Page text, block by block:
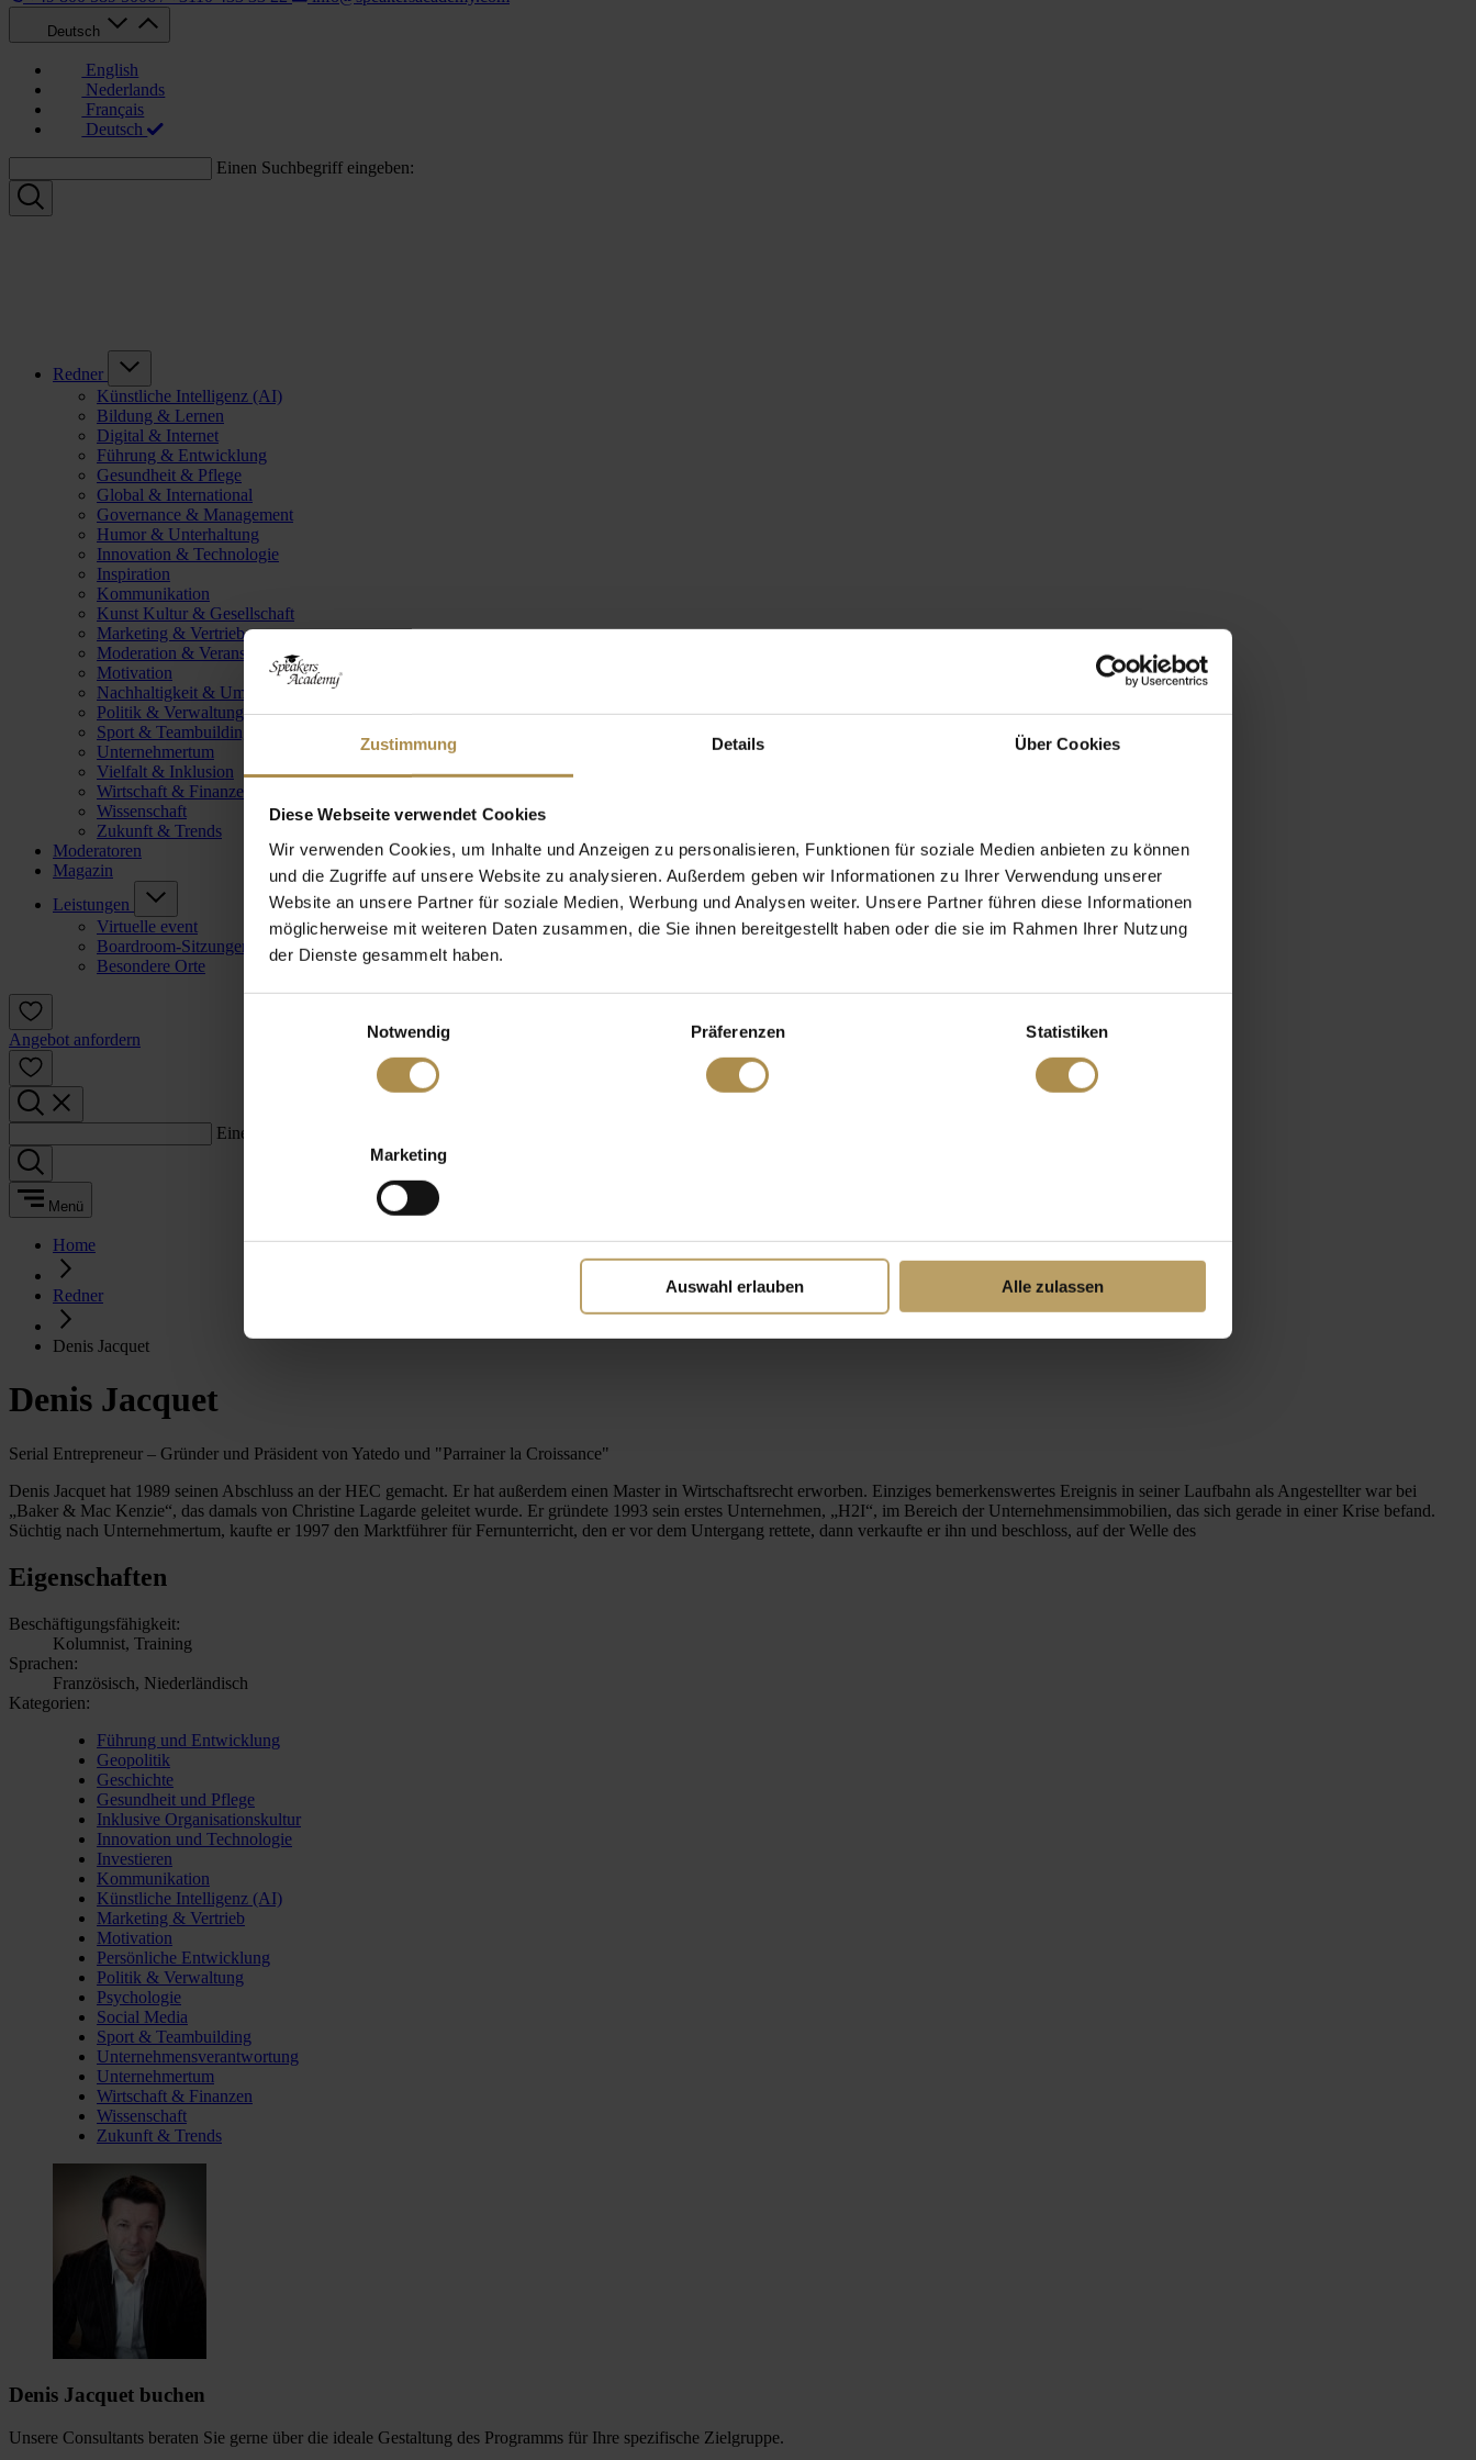
Zustimmung Details Über Cookies
Diese Webseite verwendet Cookies
Wir verwenden Cookies, um Inhalte und Anzeigen zu personalisieren, Funktionen für soziale Medien anbieten zu können
und die Zugriffe auf unsere Website zu analysieren. Außerdem geben wir Informationen zu Ihrer Verwendung unserer
Website an unsere Partner für soziale Medien, Werbung und Analysen weiter. Unsere Partner führen diese Informationen
möglicherweise mit weiteren Daten zusammen, die Sie ihnen bereitgestellt haben oder die sie im Rahmen Ihrer Nutzung
der Dienste gesammelt haben.
Notwendig
Präferenzen Statistiken
Marketing
Auswahl erlauben Alle zulassen
Deutsch
English
Nederlands
Français
Deutsch
Einen Suchbegriff eingeben:
Redner
Künstliche Intelligenz (AI)
Bildung & Lernen
Digital & Internet
Führung & Entwicklung
Gesundheit & Pflege
Global & International
Governance & Management
Humor & Unterhaltung
Innovation & Technologie
Inspiration
Kommunikation
Kunst Kultur & Gesellschaft
Marketing & Vertrieb
Moderation & Veranstaltungsleitung
Motivation
Nachhaltigkeit & Umwelt
Politik & Verwaltung
Sport & Teambuilding
Unternehmertum
Vielfalt & Inklusion
Wirtschaft & Finanzen
Wissenschaft
Zukunft & Trends
Moderatoren
Magazin
Leistungen
Virtuelle event
Boardroom-Sitzungen
Besondere Orte
Angebot anfordern
Einen Suchbegriff eingeben:
Menü
Home
Redner
Denis Jacquet
Denis Jacquet
Serial Entrepreneur – Gründer und Präsident von Yatedo und "Parrainer la Croissance"
Denis Jacquet hat 1989 seinen Abschluss an der HEC gemacht. Er hat außerdem einen Master in Wirtschaftsrecht erworben. Einziges bemerkenswertes Ereignis in seiner Laufbahn als Angestellter war bei
„Baker & Mac Kenzie“, das damals von Christine Lagarde geleitet wurde. Er gründete 1993 sein erstes Unternehmen, „H2I“, im Bereich der Unternehmensimmobilien, das sich gerade in einer Krise befand.
Süchtig nach Unternehmertum, kaufte er 1997 den Marktführer für Fernunterricht, den er vor dem Untergang rettete, dann verkaufte er ihn und beschloss, auf der Welle des
Eigenschaften
Beschäftigungsfähigkeit:
Kolumnist, Training
Sprachen:
Französisch, Niederländisch
Kategorien:
Führung und Entwicklung
Geopolitik
Geschichte
Gesundheit und Pflege
Inklusive Organisationskultur
Innovation und Technologie
Investieren
Kommunikation
Künstliche Intelligenz (AI)
Marketing & Vertrieb
Motivation
Persönliche Entwicklung
Politik & Verwaltung
Psychologie
Social Media
Sport & Teambuilding
Unternehmensverantwortung
Unternehmertum
Wirtschaft & Finanzen
Wissenschaft
Zukunft & Trends
Denis Jacquet buchen
Unsere Consultants beraten Sie gerne über die ideale Gestaltung des Programms für Ihre spezifische Zielgruppe.